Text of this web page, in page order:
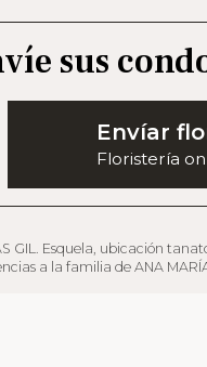
sus
Envíar
Floristería
GIL. Esquela, ubicación
a la familia de ANA